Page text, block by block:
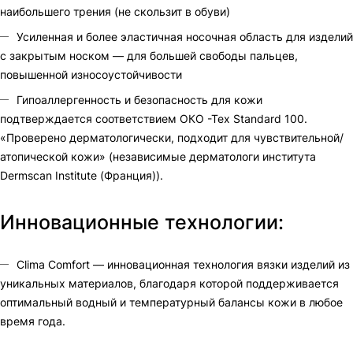
наибольшего трения (не скользит в обуви)
Усиленная и более эластичная носочная область для изделий
с закрытым носком — для большей свободы пальцев,
повышенной износоустойчивости
Гипоаллергенность и безопасность для кожи
подтверждается соответствием ОКО -Тех Standard 100.
«Проверено дерматологически, подходит для чувствительной/
атопической кожи» (независимые дерматологи института
Dermscan Institute (Франция)).
Инновационные технологии:
Clima Comfort — инновационная технология вязки изделий из
уникальных материалов, благодаря которой поддерживается
оптимальный водный и температурный балансы кожи в любое
время года.